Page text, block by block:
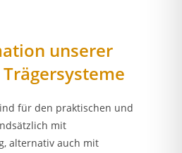
unserer
für den praktischen und
mit
alternativ auch mit